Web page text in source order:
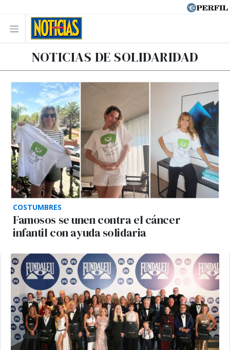
NOTICIAS DE SOLIDARIDAD
COSTUMBRES
Famosos se unen contra el cáncer
infantil con ayuda solidaria